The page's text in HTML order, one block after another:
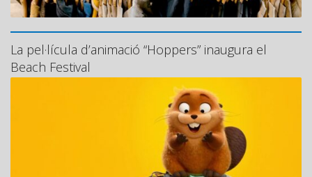
La pel·lícula d’animació “Hoppers” inaugura el
Beach Festival